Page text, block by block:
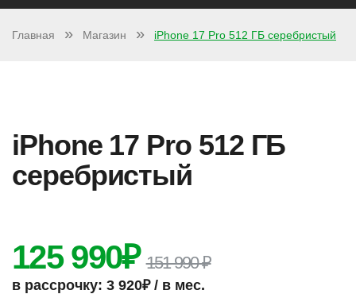
Главная Магазин iPhone 17 Pro 512 ГБ серебристый
iPhone 17 Pro 512 ГБ
серебристый
125 990₽ 151 990 ₽
в рассрочку: 3 920₽ / в мес.